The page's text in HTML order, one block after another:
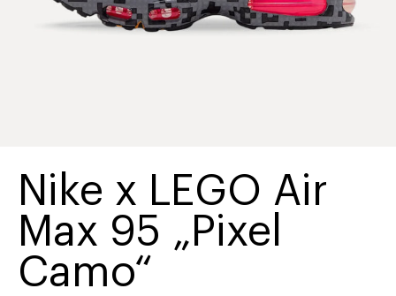
Nike x LEGO Air
Max 95 „Pixel
Camo“